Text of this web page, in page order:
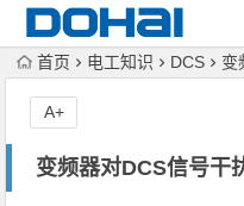
首页 电工知识 DCS 变
变频器对DCS信号干
A+